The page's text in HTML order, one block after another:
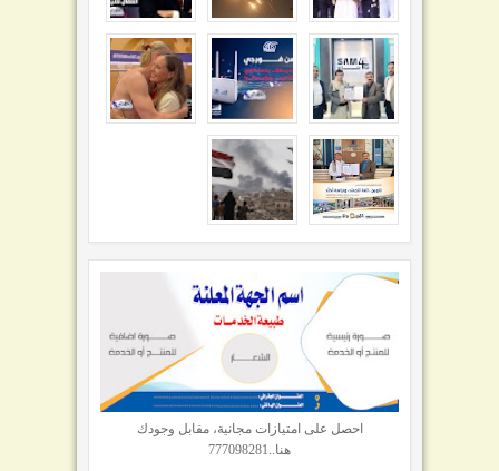
احصل على امتيازات مجانية، مقابل وجودك
هنا..777098281